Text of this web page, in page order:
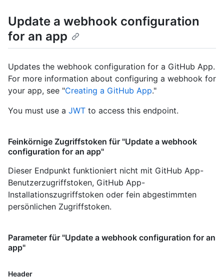
Update a webhook configuration
for an app
Updates the webhook configuration for a GitHub App.
For more information about configuring a webhook for
your app, see "Creating a GitHub App."
You must use a JWT to access this endpoint.
Feinkörnige Zugriffstoken für "Update a webhook
configuration for an app"
Dieser Endpunkt funktioniert nicht mit GitHub App-
Benutzerzugriffstoken, GitHub App-
Installationszugriffstoken oder fein abgestimmten
persönlichen Zugriffstoken.
Parameter für "Update a webhook configuration for an
app"
Header